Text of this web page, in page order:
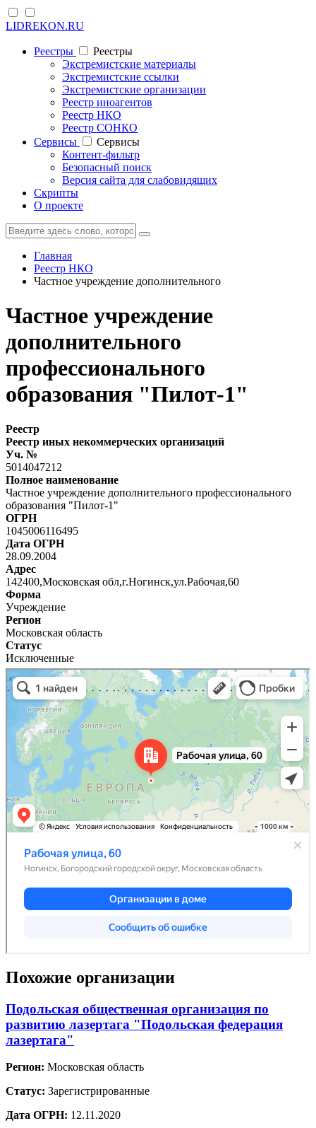
LIDREKON.RU
Реестры
Реестры
Экстремистские материалы
Экстремистские ссылки
Экстремистские организации
Реестр иноагентов
Реестр НКО
Реестр СОНКО
Cервисы
Cервисы
Контент-фильтр
Безопасный поиск
Версия сайта для слабовидящих
Скрипты
О проекте
Главная
Реестр НКО
Частное учреждение дополнительного
Частное учреждение
дополнительного
профессионального
образования "Пилот-1"
Реестр
Реестр иных некоммерческих организаций
Уч. №
5014047212
Полное наименование
Частное учреждение дополнительного профессионального
образования "Пилот-1"
ОГРН
1045006116495
Дата ОГРН
28.09.2004
Адрес
142400,Московская обл,г.Ногинск,ул.Рабочая,60
Форма
Учреждение
Регион
Московская область
Статус
Исключенные
Похожие организации
Подольская общественная организация по
развитию лазертага "Подольская федерация
лазертага"
Регион: Московская область
Статус: Зарегистрированные
Дата ОГРН: 12.11.2020